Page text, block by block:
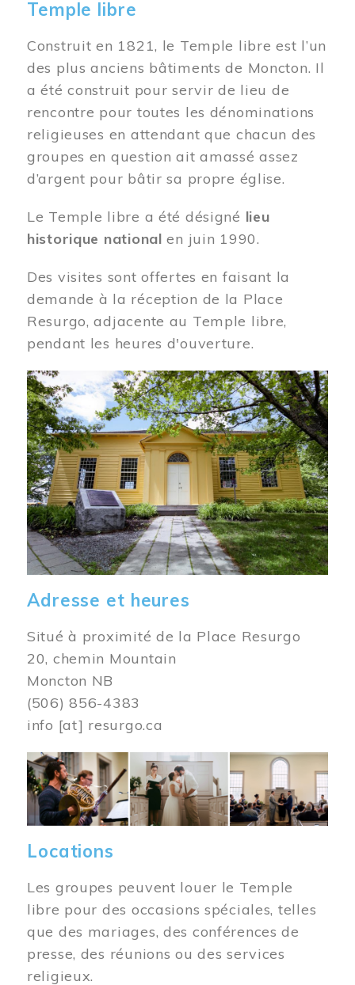
Temple libre
Construit en 1821, le Temple libre est l’un
des plus anciens bâtiments de Moncton. Il
a été construit pour servir de lieu de
rencontre pour toutes les dénominations
religieuses en attendant que chacun des
groupes en question ait amassé assez
d’argent pour bâtir sa propre église.
Le Temple libre a été désigné lieu
historique national en juin 1990.
Des visites sont offertes en faisant la
demande à la réception de la Place
Resurgo, adjacente au Temple libre,
pendant les heures d'ouverture.
Image
Adresse et heures
Situé à proximité de la Place Resurgo
20, chemin Mountain
Moncton NB
(506) 856-4383
info [at] resurgo.ca
Image
Locations
Les groupes peuvent louer le Temple
libre pour des occasions spéciales, telles
que des mariages, des conférences de
presse, des réunions ou des services
religieux.